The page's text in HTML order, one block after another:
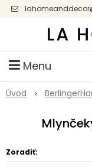
Menu
Úvod
Zoradiť: